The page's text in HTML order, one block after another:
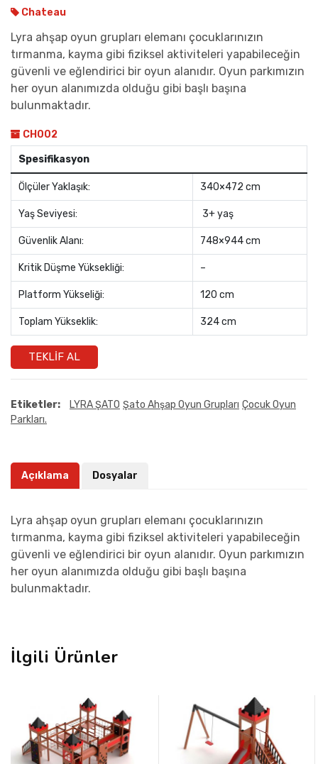
Chateau
Lyra ahşap oyun grupları elemanı çocuklarınızın
tırmanma, kayma gibi fiziksel aktiviteleri yapabileceğin
güvenli ve eğlendirici bir oyun alanıdır. Oyun parkımızın
her oyun alanımızda olduğu gibi başlı başına
bulunmaktadır.
CH002
Spesifikasyon
Ölçüler Yaklaşık: 340×472 cm
Yaş Seviyesi: 3+ yaş
Güvenlik Alanı: 748×944 cm
Kritik Düşme Yüksekliği: –
Platform Yükseliği: 120 cm
Toplam Yükseklik: 324 cm
TEKLIF AL
Etiketler: LYRA ŞATO Şato Ahşap Oyun Grupları Çocuk Oyun
Parkları.
Açıklama Dosyalar
Lyra ahşap oyun grupları elemanı çocuklarınızın
tırmanma, kayma gibi fiziksel aktiviteleri yapabileceğin
güvenli ve eğlendirici bir oyun alanıdır. Oyun parkımızın
her oyun alanımızda olduğu gibi başlı başına
bulunmaktadır.
İlgili Ürünler